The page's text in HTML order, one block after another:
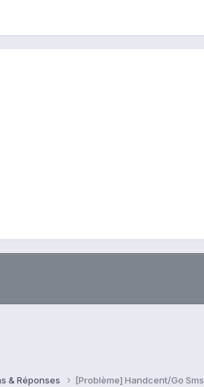
& Réponses [Problème] Handcent/Go Sms